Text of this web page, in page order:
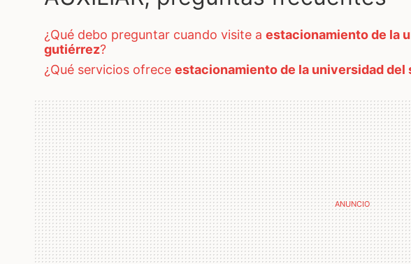
¿qué debo preguntar cuando visite a estacionamiento de la
gutiérrez?
¿qué servicios ofrece estacionamiento de la universidad